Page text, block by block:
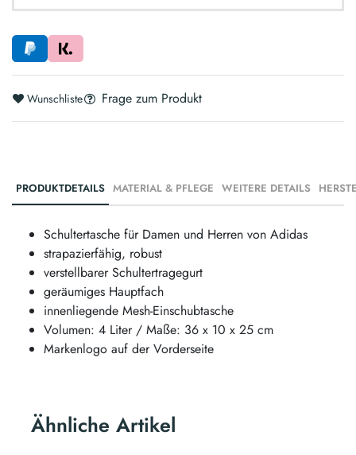
Wunschliste Frage zum Produkt
PRODUKTDETAILS MATERIAL & PFLEGE WEITERE DETAILS
Schultertasche für Damen und Herren von Adidas
strapazierfähig, robust
verstellbarer Schultertragegurt
geräumiges Hauptfach
innenliegende Mesh-Einschubtasche
Volumen: 4 Liter / Maße: 36 x 10 x 25 cm
Markenlogo auf der Vorderseite
Ähnliche Artikel